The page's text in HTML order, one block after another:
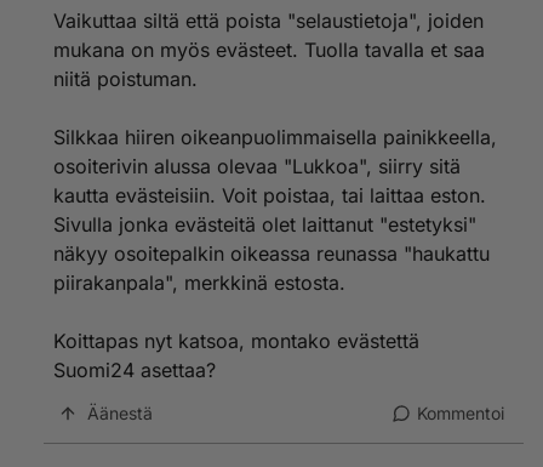
sivustoluettelo tyhjenee jo ensimmäisellä poistolla.
Sivustoluettelossa ei näy mitään ylimääräistä ennen
ensimmäistä poistoa.
Vaikuttaa siltä että poista "selaustietoja", joiden
mukana on myös evästeet. Tuolla tavalla et saa
niitä poistuman.
Silkkaa hiiren oikeanpuolimmaisella painikkeella,
osoiterivin alussa olevaa "Lukkoa", siirry sitä
kautta evästeisiin. Voit poistaa, tai laittaa eston.
Sivulla jonka evästeitä olet laittanut "estetyksi"
näkyy osoitepalkin oikeassa reunassa "haukattu
piirakanpala", merkkinä estosta.
Koittapas nyt katsoa, montako evästettä
Suomi24 asettaa?
Äänestä Kommentoi